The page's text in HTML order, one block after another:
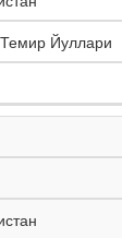
Йуллари